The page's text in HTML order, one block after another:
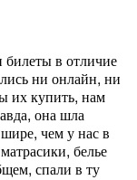
в отличие
ни онлайн, ни
их купить, нам
она шла
чем у нас в
белье
спали в ту